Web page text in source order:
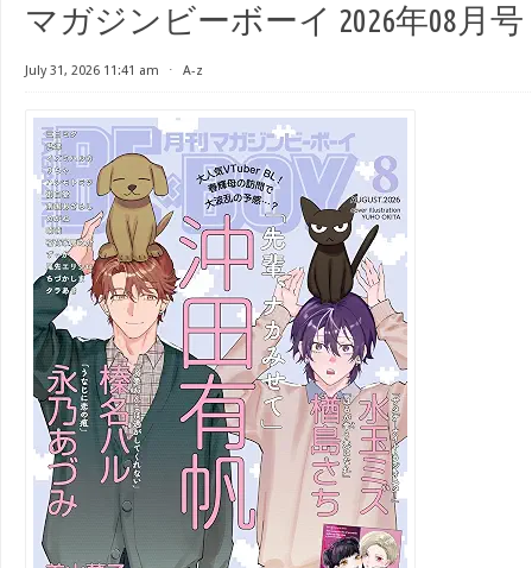
マガジンビーボーイ 2026年08月号
July 31, 2026 11:41 am ⋅ A-z